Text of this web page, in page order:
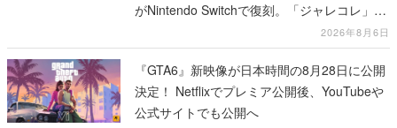
がNintendo Switchで復刻。「ジャレコレ」シ
2026年8月6日
『GTA6』新映像が日本時間の8月28日に公開
決定！ Netflixでプレミア公開後、YouTubeや
公式サイトでも公開へ